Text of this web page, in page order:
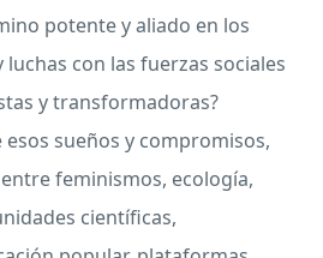
potente y aliado en los
con las fuerzas sociales
y transformadoras?
sueños y compromisos,
feminismos, ecología,
científicas,